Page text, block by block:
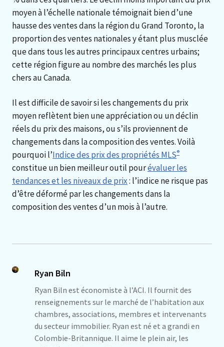
moyen à l’échelle nationale témoignait bien d’une
hausse des ventes dans la région du Grand Toronto, la
proportion des ventes nationales y étant plus musclée
que dans tous les autres principaux centres urbains;
cette région figure au nombre des marchés les plus
chers au Canada.
Il est difficile de savoir si les changements du prix
moyen reflètent bien une appréciation ou un déclin
réels du prix des maisons, ou s’ils proviennent de
changements dans la composition des ventes. Voilà
pourquoi l’Indice des prix des propriétés MLS®
constitue un bien meilleur outil pourévaluer les
tendances et les niveaux de prix: l’indice ne risque pas
d’être déformé par les changements dans la
composition des ventes d’un mois à l’autre.
Ryan Biln
Ryan Biln est économiste à l’ACI. Il fournit des
renseignements sur le marché de l’habitation aux
chambres, associations, membres et intervenants
du secteur immobilier. Ryan est né et a grandi en
Colombie-Britannique. Il aime le plein air, les